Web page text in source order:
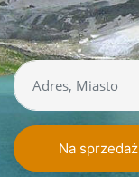
Na sprzedaż